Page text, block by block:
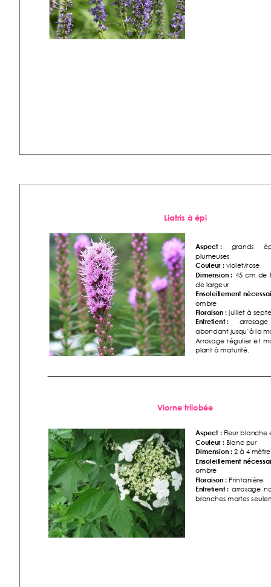
Liatris à épi
Aspect : grands
plumeuses
Couleur : violet/rose
Dimension : 45 cm de
de largeur
Ensoleillement
ombre
Floraison : juillet à sep
Entretient :
arrosage
abondant jusqu’à la
Arrosage régulier et
plant à maturité.
Viorne trilobée
Aspect : Fleur blanche
Couleur : Blanc pur
Dimension : 2 à 4
Ensoleillement
ombre
Floraison : Printanière
Entretient : arrosage
branches mortes